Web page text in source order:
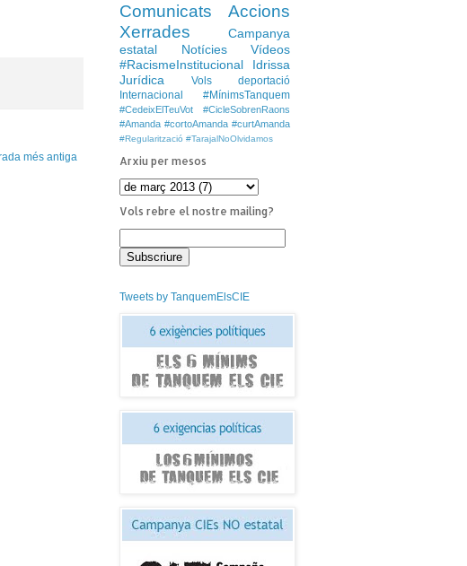
més antiga
Comunicats
Accions
Xerrades
Campanya
estatal
Notícies
Vídeos
#RacismeInstitucional
Idrissa
Jurídica
Vols deportació
Internacional
#MínimsTanquem
#CedeixElTeuVot
#CicleSobrenRaons
#Amanda #cortoAmanda #curtAmanda
#Regularització #TarajalNoOlvidamos
Arxiu per mesos
Vols rebre el nostre mailing?
Tweets by TanquemElsCIE